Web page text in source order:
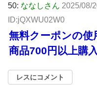
50: ななしさん 2025/08/
ID:jQXWU02W0
無料クーポンの使
商品700円以上購
レスにコメント